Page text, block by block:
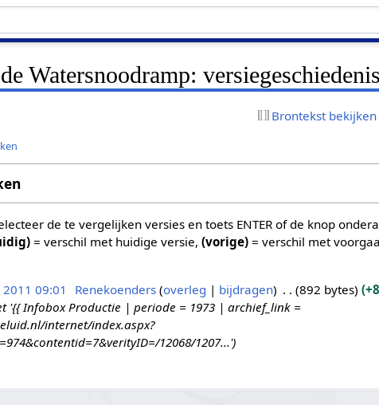
Watersnoodramp: versiegeschiedenis
Brontekst bekijken
de te vergelijken versies en toets ENTER of de knop
= verschil met huidige versie,(vorige) = verschil met
09:01 Renekoenders overleg bijdragen 892 bytes
'{{ Infobox Productie | periode = 1973 | archief_link =
internet/index.aspx?
12068/1207...'